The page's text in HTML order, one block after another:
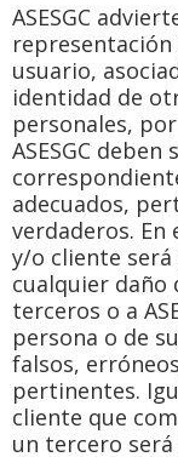
ASESGC
usuario,
identidad de
personales,
ASESGC
adecuados,
verdaderos. En
y/o cliente
cualquier daño
terceros o a
persona o de
falsos,
pertinentes.
cliente que
un tercero